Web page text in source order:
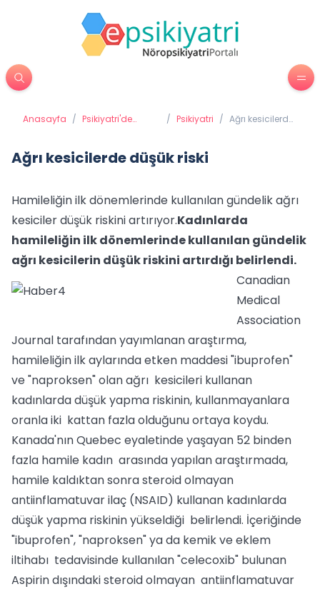
Anasayfa / Psikiyatri'de
/ Psikiyatri / Ağrı kesicilerde
Ağrı kesicilerde düşük riski
Hamileliğin ilk dönemlerinde kullanılan gündelik ağrı
kesiciler düşük riskini artırıyor.Kadınlarda
hamileliğin ilk dönemlerinde kullanılan gündelik
ağrı kesicilerin düşük riskini artırdığı belirlendi.
Canadian
Medical
Association
Journal tarafından yayımlanan araştırma,
hamileliğin ilk aylarında etken maddesi "ibuprofen"
ve "naproksen" olan ağrı kesicileri kullanan
kadınlarda düşük yapma riskinin, kullanmayanlara
oranla iki kattan fazla olduğunu ortaya koydu.
Kanada'nın Quebec eyaletinde yaşayan 52 binden
fazla hamile kadın arasında yapılan araştırmada,
hamile kaldıktan sonra steroid olmayan
antiinflamatuvar ilaç (NSAID) kullanan kadınlarda
düşük yapma riskinin yükseldiği belirlendi. İçeriğinde
"ibuprofen", "naproksen" ya da kemik ve eklem
iltihabı tedavisinde kullanılan "celecoxib" bulunan
Aspirin dışındaki steroid olmayan antiinflamatuvar